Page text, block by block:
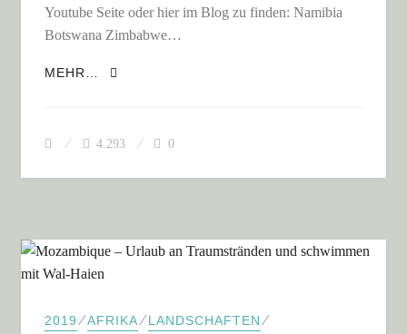
Youtube Seite oder hier im Blog zu finden: Namibia
Botswana Zimbabwe…
MEHR… NEUE VIDEOS AUS DEM SÜDLICHEN AFRIKA
4.293 0
2019 ⁄AFRIKA⁄LANDSCHAFTEN ⁄